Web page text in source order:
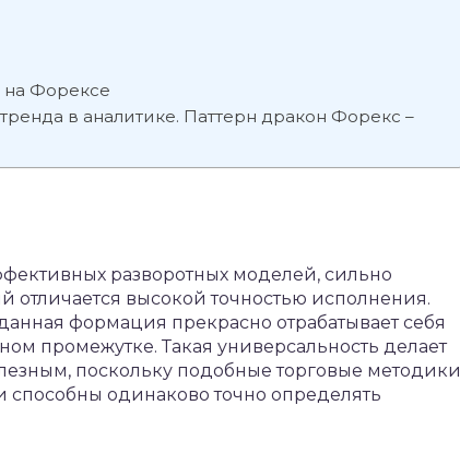
на Форексе
в аналитике. Паттерн дракон Форекс –
разворотных моделей, сильно
отличается высокой точностью исполнения.
формация прекрасно отрабатывает себя
промежутке. Такая универсальность делает
поскольку подобные торговые методики
способны одинаково точно определять